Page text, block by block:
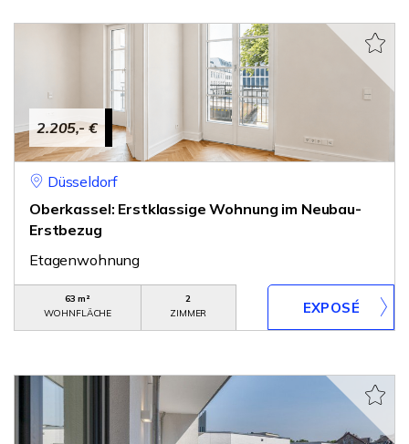
2.205,- €
Düsseldorf
Oberkassel: Erstklassige Wohnung im Neubau-
Erstbezug
Etagenwohnung
63 m²
WOHNFLÄCHE
2
ZIMMER